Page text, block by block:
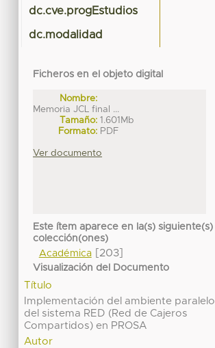
dc.cve.progEstudios
dc.modalidad
Ficheros en el objeto digital
Nombre:
Memoria JCL final ...
Tamaño: 1.601Mb
Formato: PDF
Ver documento
Este ítem aparece en la(s) siguiente(s)
colección(ones)
Académica[203]
Visualización del Documento
Título
Implementación del ambiente paralelo
del sistema RED (Red de Cajeros
Compartidos) en PROSA
Autor